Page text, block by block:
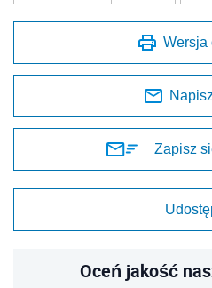
Wersja
Zapisz
Oceń jakość